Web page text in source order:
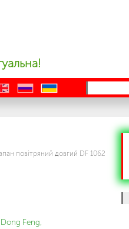
ru
uk
повітряний довгий DF 1062
Feng,